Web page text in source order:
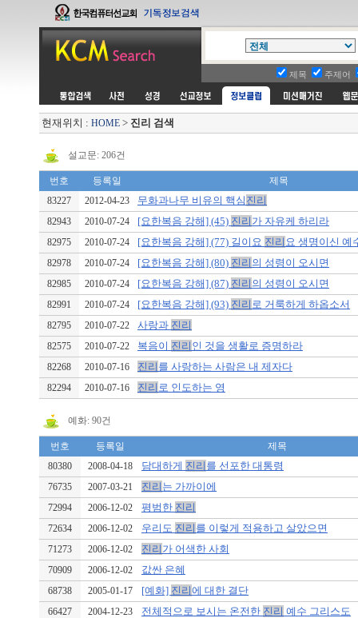
제목 주제어
현재위치 : HOME > 진리 검색
설교문: 206건
번호 등록일
제목
83227
2012-04-23 무화과나무 비유의 핵심 진리
82943 2010-07-24 [요한복음 강해] (45) 진리 가 자유케 하리라
82975 2010-07-24 [요한복음 강해] (77) 길이요 진리 요 생명이신 예
82978 2010-07-24 [요한복음 강해] (80) 진리 의 성령이 오시면
82985 2010-07-24 [요한복음 강해] (87) 진리 의 성령이 오시면
82991 2010-07-24 [요한복음 강해] (93) 진리 로 거룩하게 하옵소서
82795 2010-07-22 사랑과 진리
82575 2010-07-22 복음이 진리 인 것을 생활로 증명하라
82268 2010-07-16 진리 를 사랑하는 사람은 내 제자다
82294 2010-07-16 진리 로 인도하는 영
예화: 90건
번호 등록일
제목
80380
2008-04-18 담대하게 진리 를 선포한 대통령
76735 2007-03-21 진리 는 가까이에
72994 2006-12-02 평범한 진리
72634 2006-12-02 우리도 진리 를 이렇게 적용하고 살았으면
71273 2006-12-02 진리 가 어색한 사회
70909 2006-12-02 값싼 은혜
68738 2005-01-17 [예화] 진리에 대한 결단
66427 2004-12-23 전체적으로 보시는 온전한 진리 예수 그리스도